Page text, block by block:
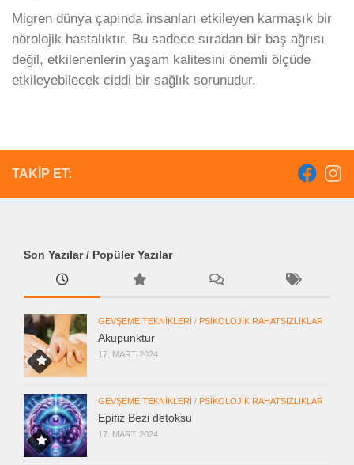
Migren dünya çapında insanları etkileyen karmaşık bir
nörolojik hastalıktır. Bu sadece sıradan bir baş ağrısı
değil, etkilenenlerin yaşam kalitesini önemli ölçüde
etkileyebilecek ciddi bir sağlık sorunudur.
TAKIP ET:
Son Yazılar / Popüler Yazılar
GEVŞEME TEKNIKLERI / PSIKOLOJIK RAHATSIZLIKLAR
Akupunktur
17. MART 2024
GEVŞEME TEKNIKLERI / PSIKOLOJIK RAHATSIZLIKLAR
Epifiz Bezi detoksu
17. MART 2024